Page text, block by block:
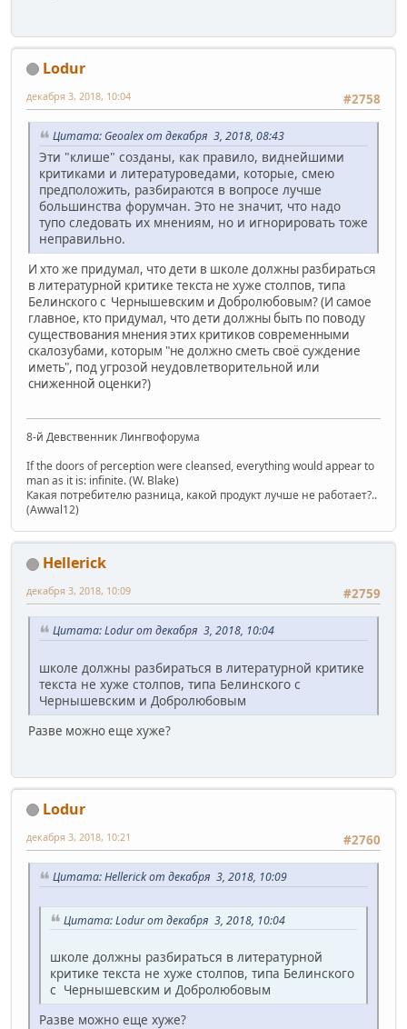
Lodur
#2758
декабря 3, 2018, 10:04
Цитата: Geoalex от декабря 3, 2018, 08:43
Эти "клише" созданы, как правило, виднейшими
критиками и литературоведами, которые, смею
предположить, разбираются в вопросе лучше
большинства форумчан. Это не значит, что надо
тупо следовать их мнениям, но и игнорировать тоже
неправильно.
И хто же придумал, что дети в школе должны разбираться
в литературной критике текста не хуже столпов, типа
Белинского с Чернышевским и Добролюбовым? (И самое
главное, кто придумал, что дети должны быть по поводу
существования мнения этих критиков современными
скалозубами, которым "не должно сметь своё суждение
иметь", под угрозой неудовлетворительной или
сниженной оценки?)
8-й Девственник Лингвофорума
If the doors of perception were cleansed, everything would appear to
man as it is: infinite. (W. Blake)
Какая потребителю разница, какой продукт лучше не работает?..
(Awwal12)
Hellerick
#2759
декабря 3, 2018, 10:09
Цитата: Lodur от декабря 3, 2018, 10:04
школе должны разбираться в литературной критике
текста не хуже столпов, типа Белинского с
Чернышевским и Добролюбовым
Разве можно еще хуже?
Lodur
#2760
декабря 3, 2018, 10:21
Цитата: Hellerick от декабря 3, 2018, 10:09
Цитата: Lodur от декабря 3, 2018, 10:04
школе должны разбираться в литературной
критике текста не хуже столпов, типа Белинского
с Чернышевским и Добролюбовым
Разве можно еще хуже?